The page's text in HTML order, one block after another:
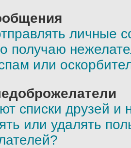
личные
получаю
или
списки друзей и
или удалять